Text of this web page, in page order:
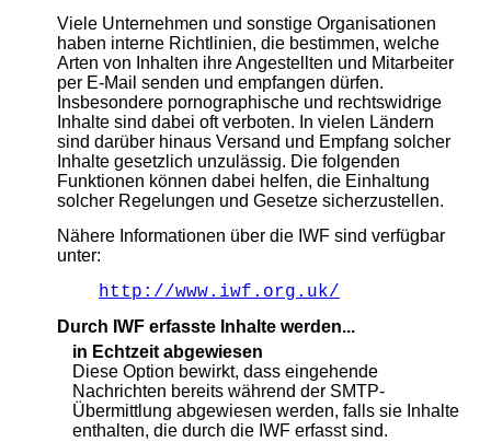
Viele Unternehmen und sonstige Organisationen
haben interne Richtlinien, die bestimmen, welche
Arten von Inhalten ihre Angestellten und Mitarbeiter
per E-Mail senden und empfangen dürfen.
Insbesondere pornographische und rechtswidrige
Inhalte sind dabei oft verboten. In vielen Ländern
sind darüber hinaus Versand und Empfang solcher
Inhalte gesetzlich unzulässig. Die folgenden
Funktionen können dabei helfen, die Einhaltung
solcher Regelungen und Gesetze sicherzustellen.
Nähere Informationen über die IWF sind verfügbar
unter:
http://www.iwf.org.uk/
Durch IWF erfasste Inhalte werden...
in Echtzeit abgewiesen
Diese Option bewirkt, dass eingehende
Nachrichten bereits während der SMTP-
Übermittlung abgewiesen werden, falls sie Inhalte
enthalten, die durch die IWF erfasst sind.